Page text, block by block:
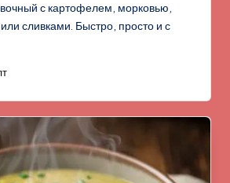
с картофелем, морковью,
сливками. Быстро, просто и с